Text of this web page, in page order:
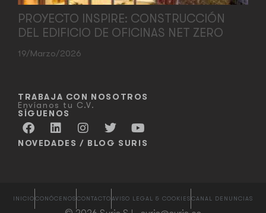
PROYECTO INSPIRE: CONSTRUCCIÓN
DEL EDIFICIO DE OFICINAS NET ZERO
19/marzo/2026
TRABAJA CON NOSOTROS
Envíanos tu C.V.
SÍGUENOS
NOVEDADES / BLOG SURIS
INICIOCONÓCENOSCONTACTO AVISO LEGAL & COOKIESCANAL DENUNCIAS